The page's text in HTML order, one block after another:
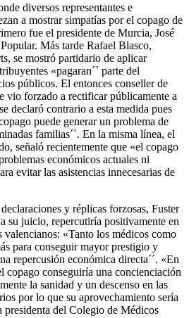
diversos representantes e
a mostrar simpatías por el copago de
fue el presidente de Murcia, José
Más tarde Rafael Blasco,
se mostró partidario de aplicar
«pagaran´´ parte del
públicos. El entonces conseller de
vio forzado a rectificar públicamente a
declaró contrario a esta medida pues
puede generar un problema de
familias´´. En la misma línea, el
señaló recientemente que «el copago
económicos actuales ni
evitar las asistencias innecesarias de
y réplicas forzosas, Fuster
su juicio, repercutiría positivamente en
valencianos: «Tanto los médicos como
para conseguir mayor prestigio y
repercusión económica directa´´. «En
copago conseguiría una concienciación
la sanidad y un descenso en las
por lo que su aprovechamiento sería
presidenta del Colegio de Médicos